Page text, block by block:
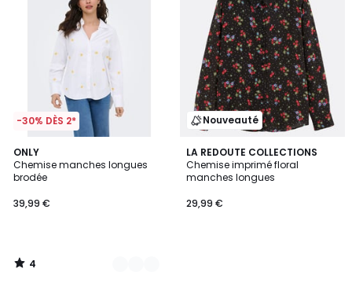
-30% DÈS 2*
ONLY
Chemise manches longues
brodée
39,99 €
4
/
5
2
Couleurs
4
/
Nouveauté
LA REDOUTE COLLECTIONS
Chemise imprimé floral
manches longues
29,99 €